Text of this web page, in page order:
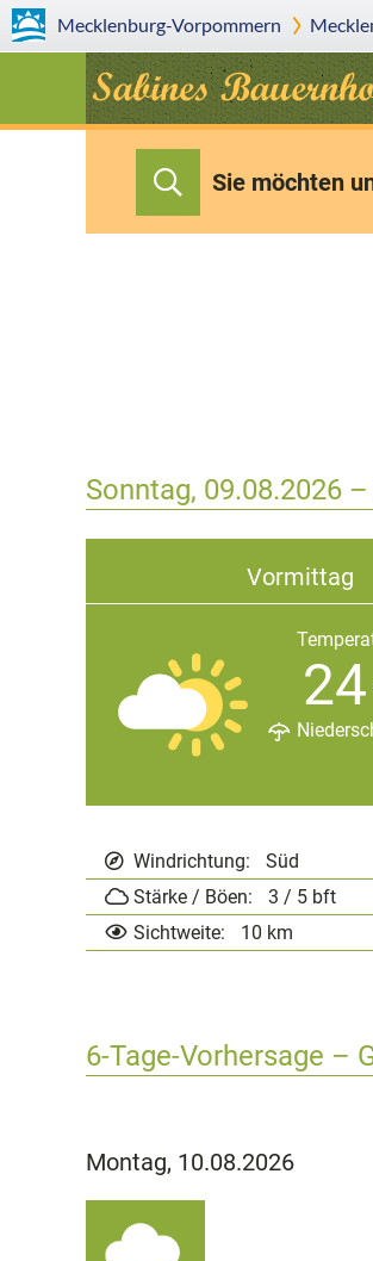
Mecklenburg-Vorpommern
Sie möchten
Sonntag, 09.08.2026
Windrichtung:
Süd
Stärke / Böen:
3 / 5 bft
Sichtweite:
10 km
Vormittag
24
6-Tage-Vorhersage –
Montag, 10.08.2026